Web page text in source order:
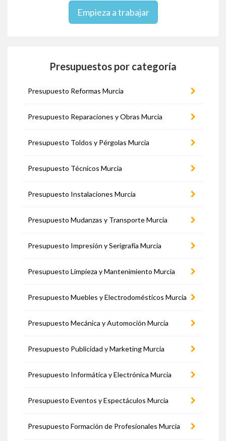
Empieza a trabajar
Presupuestos por categoría
Presupuesto Reformas Murcia
Presupuesto Reparaciones y Obras Murcia
Presupuesto Toldos y Pérgolas Murcia
Presupuesto Técnicos Murcia
Presupuesto Instalaciones Murcia
Presupuesto Mudanzas y Transporte Murcia
Presupuesto Impresión y Serigrafía Murcia
Presupuesto Limpieza y Mantenimiento Murcia
Presupuesto Muebles y Electrodomésticos Murcia
Presupuesto Mecánica y Automoción Murcia
Presupuesto Publicidad y Marketing Murcia
Presupuesto Informática y Electrónica Murcia
Presupuesto Eventos y Espectáculos Murcia
Presupuesto Formación de Profesionales Murcia